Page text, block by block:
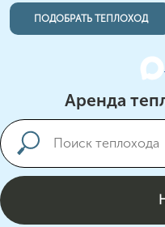
ПОДОБРАТЬ ТЕПЛОХОД
Аренда